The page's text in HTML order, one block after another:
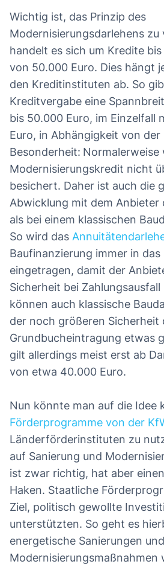
Wichtig ist, das Prinzip des
Modernisierungsdarlehens zu
handelt es sich um Kredite
von 50.000 Euro. Dies hängt
den Kreditinstituten ab. So
Kreditvergabe eine
bis 50.000 Euro, im Einzelfall
Euro, in Abhängigkeit von der
Besonderheit: Normalerweise
Modernisierungskredit nicht
besichert. Daher ist auch die
Abwicklung mit dem Anbieter
als bei einem klassischen
So wird das
Baufinanzierung immer in das
eingetragen, damit der
Sicherheit bei
können auch klassische
der noch größeren Sicherheit
Grundbucheintragung etwas
gilt allerdings meist erst ab
von etwa 40.000 Euro.
Nun könnte man auf die Idee
Förderprogramme von der
Länderförderinstituten zu
auf Sanierung und
ist zwar richtig, hat aber
Haken. Staatliche
Ziel, politisch gewollte
unterstützten. So geht es
energetische Sanierungen und
Modernisierungsmaßnahmen